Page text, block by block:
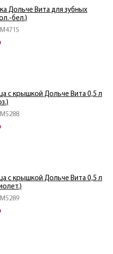
Дольче Вита для зубных
бел.)
с крышкой Дольче Вита 0,5 л
с крышкой Дольче Вита 0,5 л